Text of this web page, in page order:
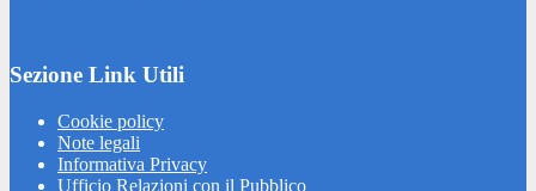
Sezione Link Utili
Cookie policy
Note legali
Informativa Privacy
Ufficio Relazioni con il Pubblico